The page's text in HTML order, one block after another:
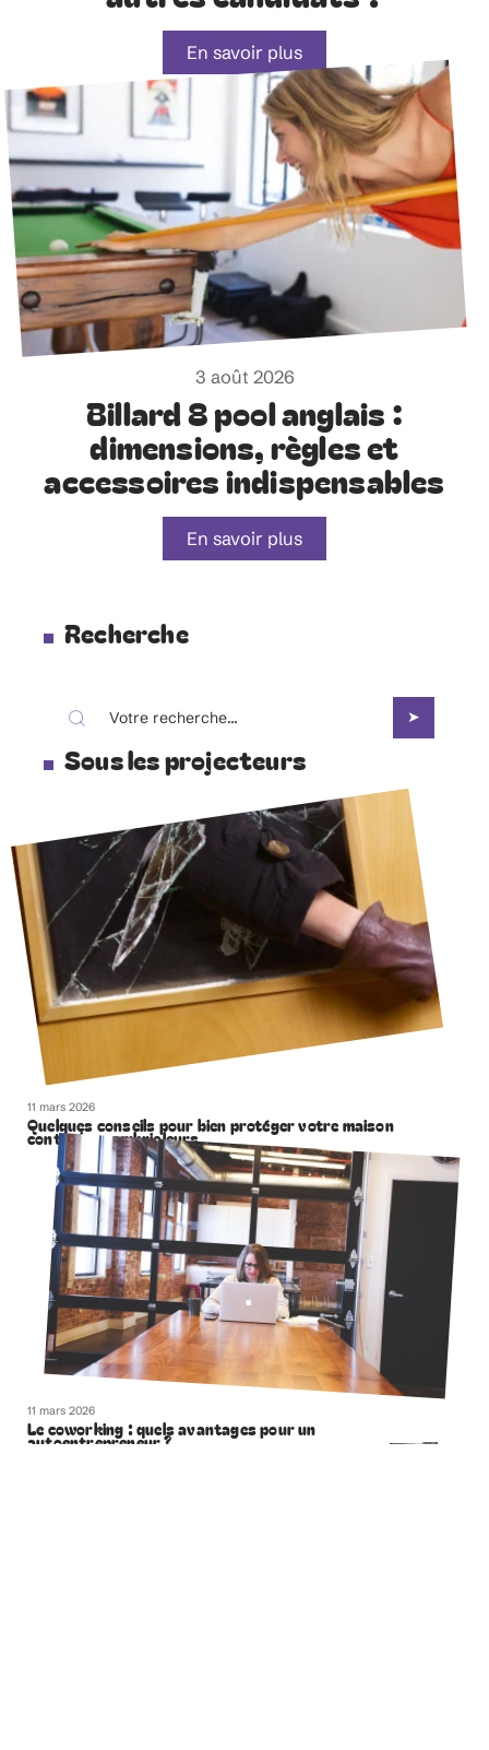
En savoir plus
3 août 2026
Billard 8 pool anglais :
dimensions, règles et
accessoires indispensables
En savoir plus
Recherche
Sous les projecteurs
11 mars 2026
Quelques conseils pour bien protéger votre maison
contre les cambrioleurs
11 mars 2026
Le coworking : quels avantages pour un
autoentrepreneur ?